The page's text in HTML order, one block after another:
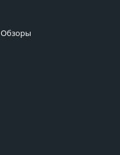
Обзоры